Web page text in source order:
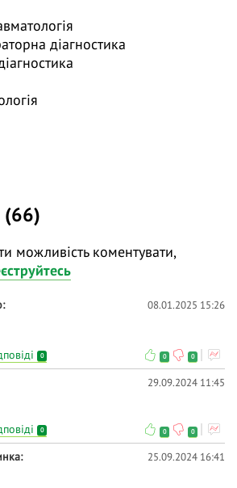
Сабовчик Катерині. У ході
обговорювати тривалий шлях
пацієнта середнього віку з
типами болю та
в лабораторних тестах.
проведення диференційного
патологією,
полінейропатією, хворобою
міопатією.
корисним для лікарів
фізичних факторів
діагностика
(66)
можливість коментувати,
08.01.2025 15:26
0 0 0
29.09.2024 11:45
0 0 0
25.09.2024 16:41